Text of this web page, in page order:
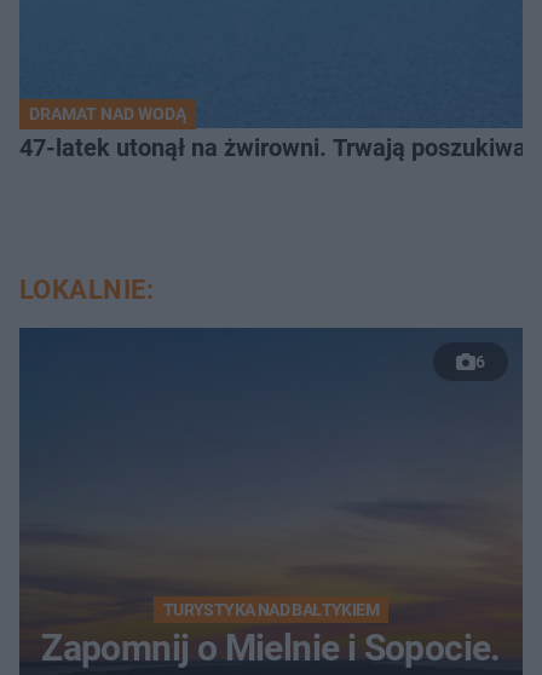
DRAMAT NAD WODĄ
47-latek utonął na żwirowni. Trwają
LOKALNIE:
6
TURYSTYKA NAD BAŁTYKIEM
Zapomnij o Mielnie i Sopocie.